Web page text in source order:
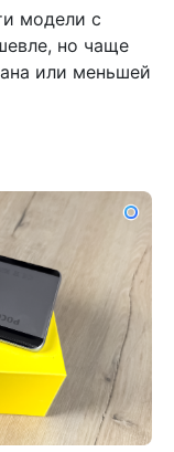
модели с
но чаще
или меньшей